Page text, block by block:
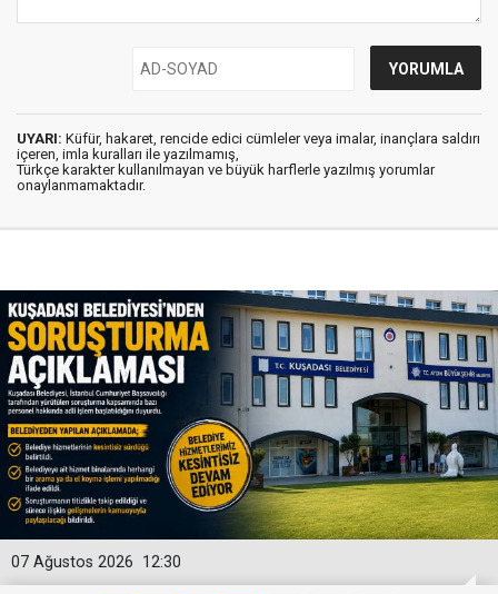
UYARI: Küfür, hakaret, rencide edici cümleler veya imalar, inançlara saldırı
içeren, imla kuralları ile yazılmamış,
Türkçe karakter kullanılmayan ve büyük harflerle yazılmış yorumlar
onaylanmamaktadır.
12:30
07 Ağustos 2026